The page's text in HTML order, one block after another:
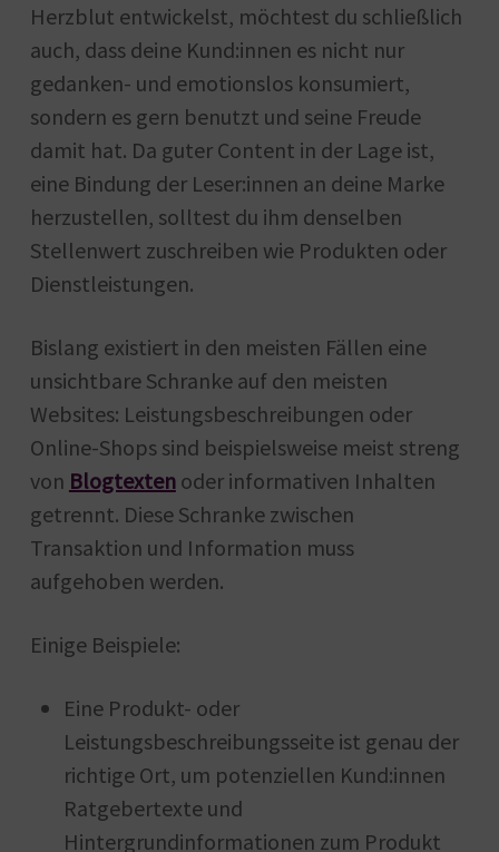
Herzblut entwickelst, möchtest du schließlich
auch, dass deine Kund:innen es nicht nur
gedanken- und emotionslos konsumiert,
sondern es gern benutzt und seine Freude
damit hat. Da guter Content in der Lage ist,
eine Bindung der Leser:innen an deine Marke
herzustellen, solltest du ihm denselben
Stellenwert zuschreiben wie Produkten oder
Dienstleistungen.
Bislang existiert in den meisten Fällen eine
unsichtbare Schranke auf den meisten
Websites: Leistungsbeschreibungen oder
Online-Shops sind beispielsweise meist streng
von Blogtextenoder informativen Inhalten
getrennt. Diese Schranke zwischen
Transaktion und Information muss
aufgehoben werden.
Einige Beispiele:
Eine Produkt- oder
Leistungsbeschreibungsseite ist genau der
richtige Ort, um potenziellen Kund:innen
Ratgebertexte und
Hintergrundinformationen zum Produkt